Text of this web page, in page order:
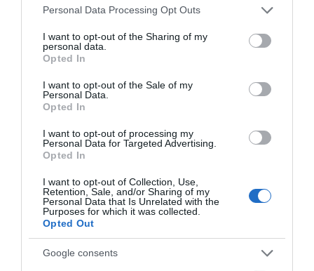
Please note that this website/app uses one or more Google
not limited to your visit or usage behaviour. You may click to
grant or deny consent to Google and its third-party tags to
use your data for below specified purposes in below Google
consent section.
Personal Data Processing Opt Outs
I want to opt-out of the Sharing of my
personal data.
Opted In
I want to opt-out of the Sale of my
Personal Data.
Opted In
I want to opt-out of processing my
Personal Data for Targeted Advertising.
Opted In
I want to opt-out of Collection, Use,
Retention, Sale, and/or Sharing of my
Personal Data that Is Unrelated with the
Purposes for which it was collected.
Opted Out
Google consents
07.08.2026 | 18:00
Αυτοψία στα καμένα: 37 σπίτια
κρίθηκαν κατεδαφιστέα στο
Πόρτο Γερμενό
07.08.2026 | 17:40
επιχειρηματίας πού έχασε την
ζωή του
07.08.2026 | 17:20
Οδηγός λεωφορείου υπέστη
καρδιακό επεισόδιο ενώ οδηγούσε
07.08.2026 | 17:00
Όλες οι τελευταίες ειδήσεις
ΠΕΡΙΣΣΟΤΕΡΑ ΑΠΟ ΑΘΛΗΤΙΚΑ